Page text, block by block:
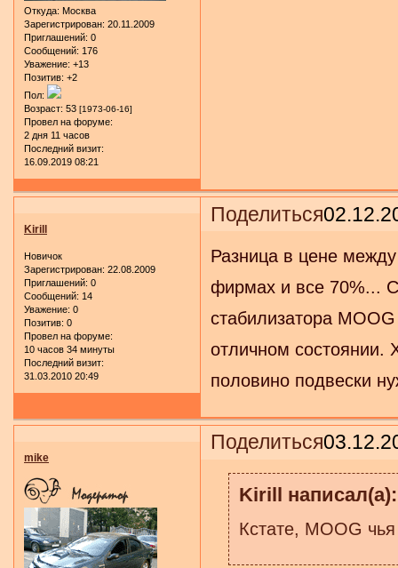
Откуда: Москва
Зарегистрирован: 20.11.2009
Приглашений: 0
Сообщений: 176
Уважение: +13
Позитив: +2
Пол:
Возраст: 53 [1973-06-16]
Провел на форуме:
2 дня 11 часов
Последний визит:
16.09.2019 08:21
Поделиться
Kirill
Новичок
Зарегистрирован: 22.08.2009
Приглашений: 0
Сообщений: 14
Уважение: 0
Позитив: 0
Провел на форуме:
10 часов 34 минуты
Последний визит:
31.03.2010 20:49
Разница в цене
фирмах и все 70%...
стабилизатора
отличном состоянии.
половино подвески
Поделиться
mike
Kirill написал(а):
Кстате, MOOG